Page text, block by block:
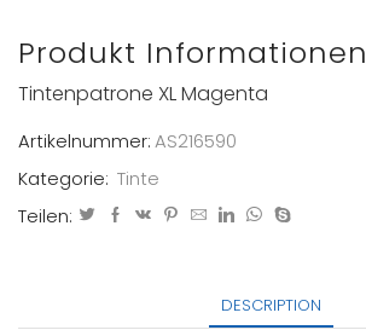
Produkt Informationen
Tintenpatrone XL Magenta
Artikelnummer:AS216590
Kategorie: Tinte
Teilen:
DESCRIPTION